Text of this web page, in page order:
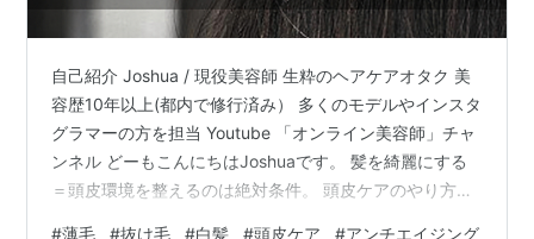
自己紹介 Joshua / 現役美容師 生粋のヘアケアオタク 美
容歴10年以上(都内で修行済み） 多くのモデルやインスタ
グラマーの方を担当 Youtube 「オンライン美容師」チャ
ンネル どーもこんにちはJoshuaです。 髪を綺麗にする
＝頭皮環境を整えるのは絶対条件。 頭皮ケアのやり方
#薄毛 #抜け毛 #白髪 #頭皮ケア #アンチエイジング